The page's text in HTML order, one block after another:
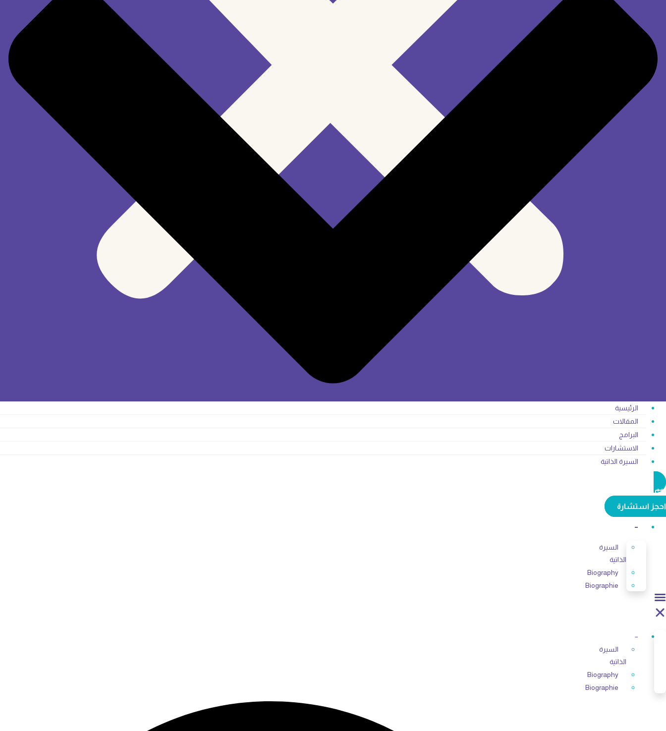
الرئيسية
المقالات
البرامج
الاستشارات
السيرة الذاتية
احجز استشارة
–
السيرة
الذاتية
Biography
Biographie
–
السيرة
الذاتية
Biography
Biographie